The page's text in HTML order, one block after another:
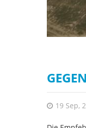
19 Sep,